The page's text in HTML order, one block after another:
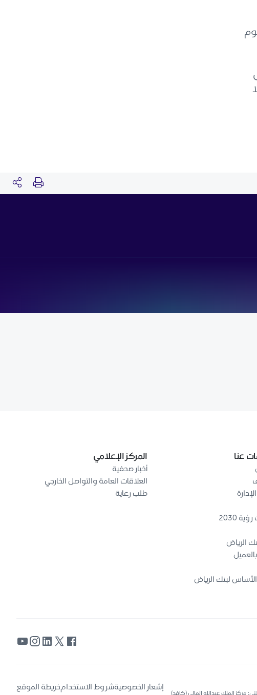
تقوم
عنا
2030
الرياض
بالعميل
الأساس لبنك الرياض
المركز الإعلامي
أخبار صحفية
العلاقات العامة والتواصل الخارجي
طلب رعاية
ر..س، سجل تجاري رقم 1010001054، ص.ب. 13519 الرياض 6671، هاتف 4013030 11 966+، العنوان الوطني: مركز الملك عبدالله المالي (كافد)
إشعار الخصوصيةشروط الاستخدامخريطة الموقع